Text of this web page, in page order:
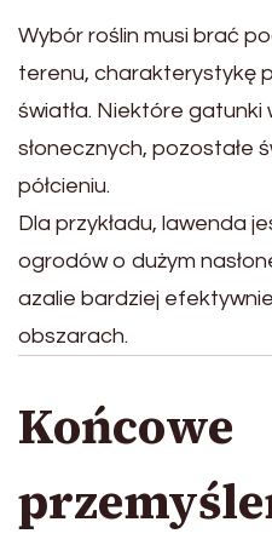
Wybór roślin musi brać
terenu, charakterystykę
światła. Niektóre gatunki
słonecznych, pozostałe
półcieniu.
Dla przykładu, lawenda
ogrodów o dużym
azalie bardziej
obszarach.
Końcowe